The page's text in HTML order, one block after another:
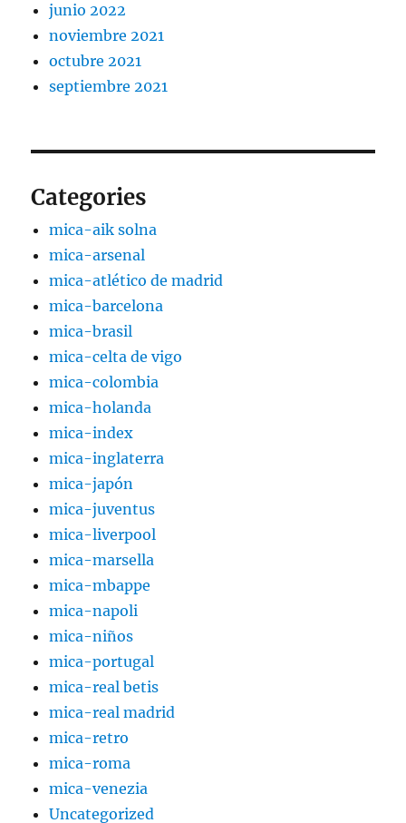
junio 2022
noviembre 2021
octubre 2021
septiembre 2021
Categories
mica-aik solna
mica-arsenal
mica-atlético de madrid
mica-barcelona
mica-brasil
mica-celta de vigo
mica-colombia
mica-holanda
mica-index
mica-inglaterra
mica-japón
mica-juventus
mica-liverpool
mica-marsella
mica-mbappe
mica-napoli
mica-niños
mica-portugal
mica-real betis
mica-real madrid
mica-retro
mica-roma
mica-venezia
Uncategorized